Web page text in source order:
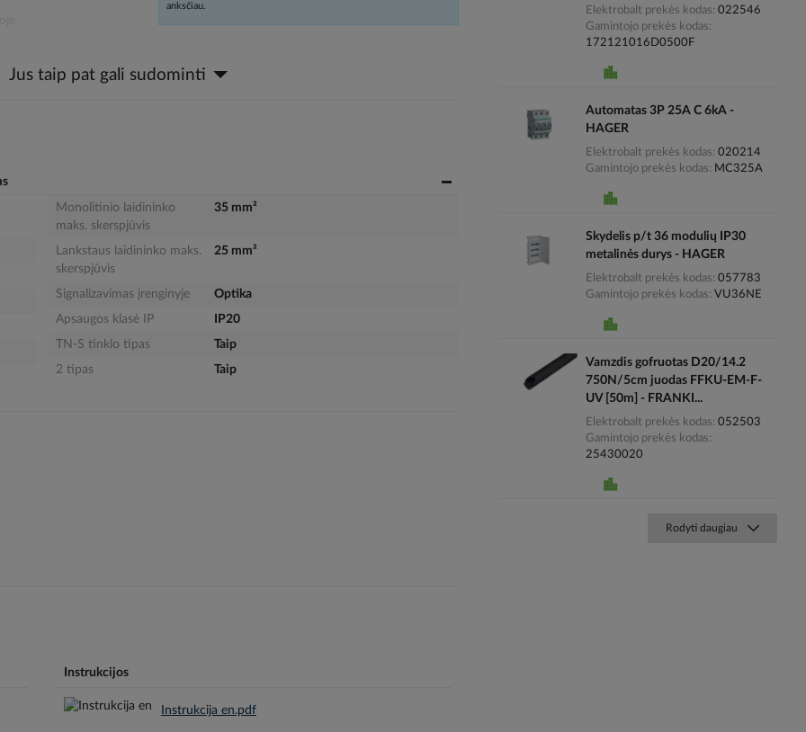
anksčiau.
Jus taip pat gali sudominti
Monolitinio laidininko
maks. skerspjūvis
35 mm²
Lankstaus laidininko maks.
skerspjūvis
25 mm²
Signalizavimas įrenginyje
Optika
Apsaugos klasė IP
IP20
TN-S tinklo tipas
Taip
2 tipas
Taip
Instrukcijos
Instrukcija en.pdf
Elektrobalt prekės kodas 022546
Gamintojo prekės kodas
172121016D0500F
Automatas 3P 25A C 6kA -
HAGER
Elektrobalt prekės kodas 020214
Gamintojo prekės kodas
MC325A
Skydelis p/t 36 modulių IP30
metalinės durys - HAGER
Elektrobalt prekės kodas 057783
Gamintojo prekės kodas VU36NE
Vamzdis gofruotas D20/14.2
750N/5cm juodas FFKU-EM-F-
UV [50m] - FRANKI...
Elektrobalt prekės kodas 052503
Gamintojo prekės kodas
25430020
Rodyti daugiau